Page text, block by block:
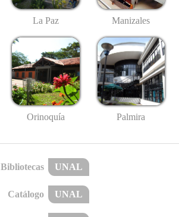
La Paz Manizales
Orinoquía Palmira
Bibliotecas UNAL
Catálogo UNAL